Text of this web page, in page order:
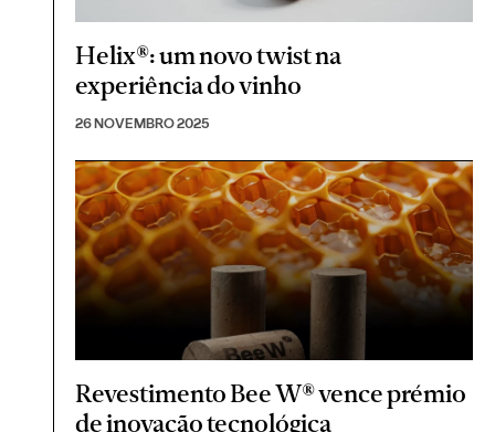
Helix®: um novo twist na
experiência do vinho
26 NOVEMBRO 2025
Revestimento Bee W® vence prémio
de inovação tecnológica